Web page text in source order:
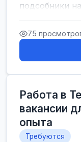
подсобники
Срочно
75
Работа в
вакансии
опыта
Требуются